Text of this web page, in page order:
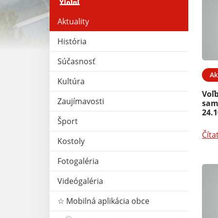
Aktuality
História
Súčasnosť
Kultúra
Zaujímavosti
Šport
Kostoly
Fotogaléria
Videógaléria
☆ Mobilná aplikácia obce
13. AUG 2025 Aktuality 13. AUG 2025
Deň obce 2025